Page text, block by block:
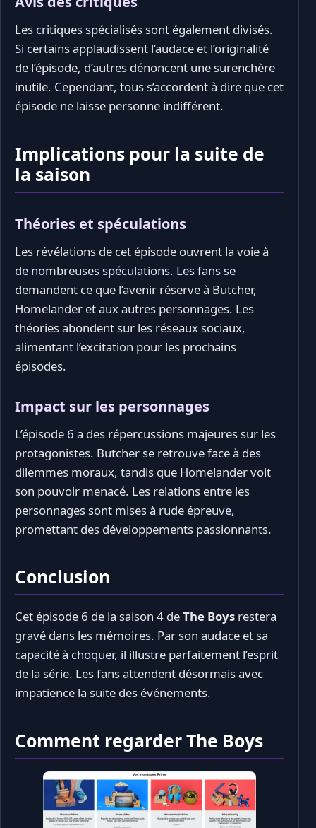
Les critiques spécialisés sont également divisés.
Si certains applaudissent l’audace et l’originalité
de l’épisode, d’autres dénoncent une surenchère
inutile. Cependant, tous s’accordent à dire que cet
épisode ne laisse personne indifférent.
Implications pour la suite de
la saison
Théories et spéculations
Les révélations de cet épisode ouvrent la voie à
de nombreuses spéculations. Les fans se
demandent ce que l’avenir réserve à Butcher,
Homelander et aux autres personnages. Les
théories abondent sur les réseaux sociaux,
alimentant l’excitation pour les prochains
épisodes.
Impact sur les personnages
L’épisode 6 a des répercussions majeures sur les
protagonistes. Butcher se retrouve face à des
dilemmes moraux, tandis que Homelander voit
son pouvoir menacé. Les relations entre les
personnages sont mises à rude épreuve,
promettant des développements passionnants.
Conclusion
Cet épisode 6 de la saison 4 deThe Boys restera
gravé dans les mémoires. Par son audace et sa
capacité à choquer, il illustre parfaitement l’esprit
de la série. Les fans attendent désormais avec
impatience la suite des événements.
Comment regarder The Boys